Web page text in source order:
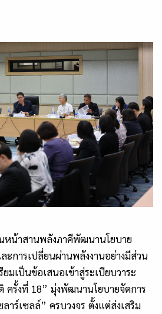
หน้าสานพลังภาคีพัฒนานโยบาย
ะการเปลี่ยนผ่านพลังงานอย่างมีส่วน
มเป็นข้อเสนอเข้าสู่ระเบียบวาระ
ครั้งที่ 18” มุ่งพัฒนานโยบายจัดการ
าร์เซลล์” ครบวงจร ตั้งแต่ส่งเสริม